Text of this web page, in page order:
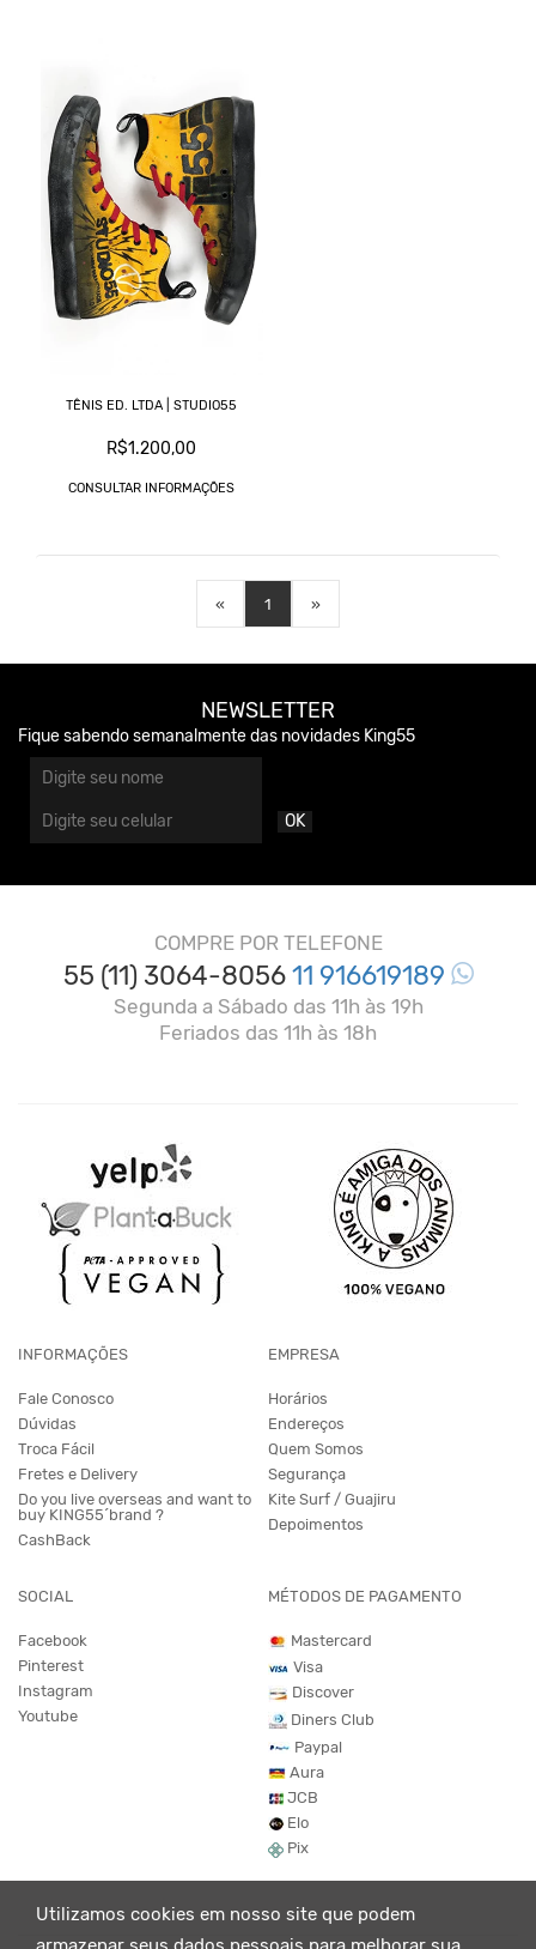
TÊNIS ED. LTDA | STUDIO55
R$1.200,00
CONSULTAR INFORMAÇÕES
« 1 »
Utilizamos cookies em nosso site que podem
NEWSLETTER
Fique sabendo semanalmente das novidades King55
OK
COMPRE POR TELEFONE
55 (11) 3064-805611 916619189
Segunda a Sábado das 11h às 19h
Feriados das 11h às 18h
INFORMAÇÕES
Fale Conosco
Dúvidas
Troca Fácil
Fretes e Delivery
Do you live overseas and want to
buy KING55´brand ?
CashBack
EMPRESA
Horários
Endereços
Quem Somos
Segurança
Kite Surf / Guajiru
Depoimentos
SOCIAL
Facebook
Pinterest
Instagram
Youtube
MÉTODOS DE PAGAMENTO
Mastercard
Visa
Discover
Diners Club
Paypal
Aura
JCB
Elo
Pix